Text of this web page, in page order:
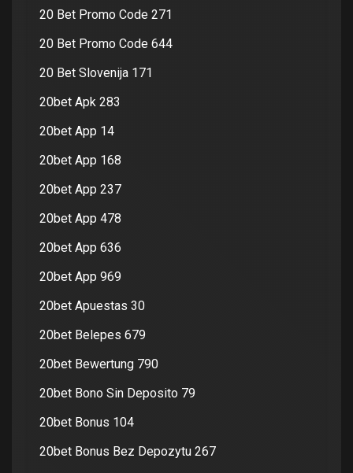
20 Bet Promo Code 271
20 Bet Promo Code 644
20 Bet Slovenija 171
20bet Apk 283
20bet App 14
20bet App 168
20bet App 237
20bet App 478
20bet App 636
20bet App 969
20bet Apuestas 30
20bet Belepes 679
20bet Bewertung 790
20bet Bono Sin Deposito 79
20bet Bonus 104
20bet Bonus Bez Depozytu 267